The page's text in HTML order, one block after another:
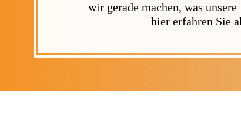
wir gerade machen, was
hier erfahren Sie